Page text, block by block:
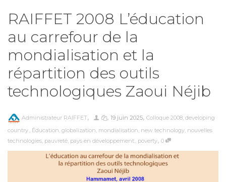
RAIFFET 2008 L’éducation
au carrefour de la
mondialisation et la
répartition des outils
technologiques Zaoui Néjib
Administrateur RAIFFET, , 19 juin 2025, Colloque 2008, developing
country., Éducation, globalization, mondialisation, new technology, nouvelles
technologies, pauvreté, pays en développement., poverty, 0